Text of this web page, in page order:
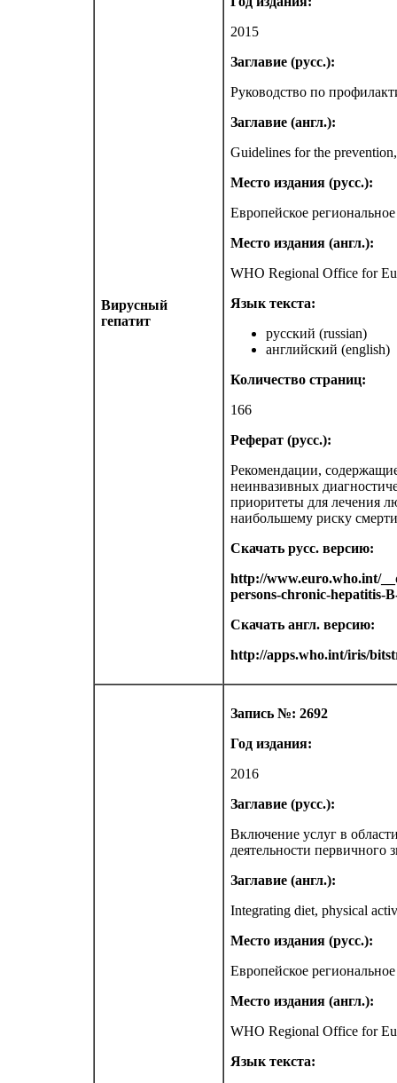
Вирусный
гепатит
2015
Заглавие (русс.):
Руководство по
Заглавие (англ.):
Guidelines for the
Место издания (русс.):
Европейское
Место издания (англ.):
WHO Regional Office for
Язык текста:
русский (russian)
английский (english)
Количество страниц:
166
Реферат (русс.):
Рекомендации,
неинвазивных
приоритеты для лечения
наибольшему риску
Скачать русс. версию:
http://www.euro.who.int/
persons-chronic-hepatitis-
Скачать англ. версию:
http://apps.who.int/iris/
Запись №: 2692
Год издания:
2016
Заглавие (русс.):
Включение услуг в
деятельности
Заглавие (англ.):
Integrating diet, physical
Место издания (русс.):
Европейское
Место издания (англ.):
WHO Regional Office for
Язык текста: